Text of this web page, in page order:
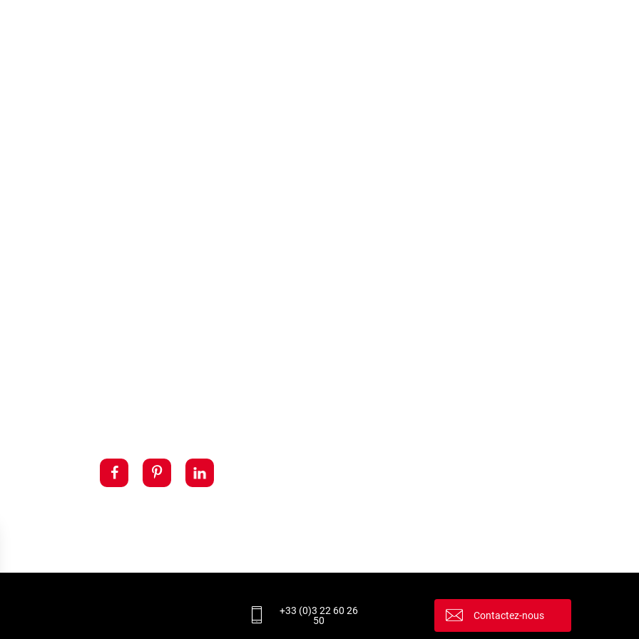
reproduction sont essentiels. Ces choix affectent à la fois la sécurité et la facilité d'utilisation de votre serrure.La sécurité de vos entrées est primordiale. Choisissez des produits européens de
fiable et sont faciles à utiliser.
facilement configurés avec une clé spécifique, garantissant ainsi la sécurité de votre propriété.
leur fiabilité et leur durabilité. Ils offrent une sécurité dentée et sont compatibles avec un large éventail de serrures.
portes avec une seule clé, facilitant ainsi l'accès à votre domicile ou à votre entreprise.
de sécurité, de qualité et de prix. Ne négligez pas la sécurité de vos biens et choisissez les meilleurs cylindres pour votre serrure.
accrue. Leur conception ergonomique et leur système de verrouillage fiable garantissent la protection de vos entrées.
et chaque extrémité du cylindre, obtenir des mesures comme 30x40mm ou 35x45mm vous aidera à trouver le modèle le plus adapté.
capitale d'avoir un accès sécurisé à votre propriété. C'est pourquoi nous proposons une large gamme de produits de protection, incluant des serrures et des cylindres de haute sécurité.
double à portée de main en cas de besoin. Nos cylindres, équipés de goupilles et de roues dentées, garantissent une protection optimale contre toute tentative d'effraction.
à vos besoins. Nos cylindres européens, tels que ceux de la marque ISEO ou Vachette, sont réputés pour leur fiabilité et leur résistance.
en choisissant le code qui vous convient le mieux. En plus d'être entrouvrants, nos cylindres sont également compatibles avec différentes marques de serrures.
pour la sécurisation de vos accès. N'hésitez pas à consulter notre catalogue en ligne pour découvrir toutes nos références et profiter de nos ventes exclusives.
+33 (0)3 22 60 26
50
Contactez-nous